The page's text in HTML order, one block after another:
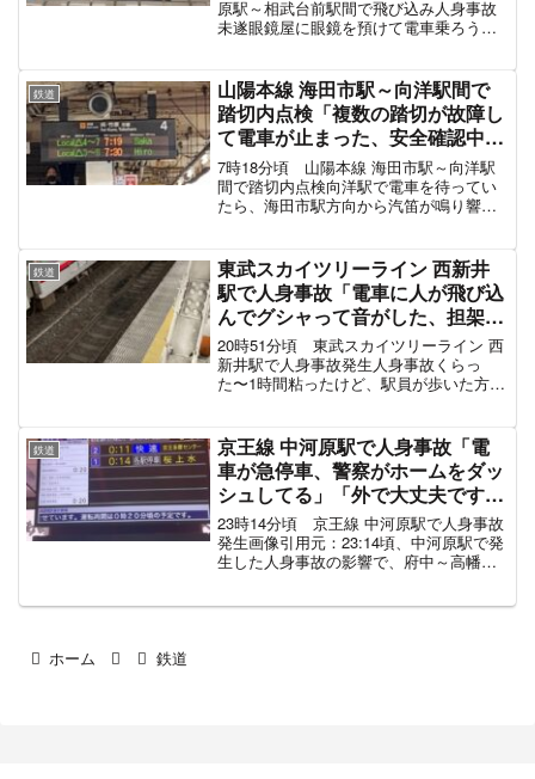
回避、ぶつかろうとした人を保
護」線路内立ち入り運転見合わせ
事故 11月6日
原駅～相武台前駅間で飛び込み人身事故
未遂眼鏡屋に眼鏡を預けて電車乗ろうと
にあったんだろうなぁ。歩いてたら電車
動き出したし…。ま...
鉄道
山陽本線 海田市駅～向洋駅間で
踏切内点検「複数の踏切が故障し
て電車が止まった、安全確認中に
線路内立ち入りも発生して駅員と
鬼ごっこ」電車遅延10月13日
7時18分頃 山陽本線 海田市駅～向洋駅
間で踏切内点検向洋駅で電車を待ってい
たら、海田市駅方向から汽笛が鳴り響
(@evil_eye_narick) Oc...
鉄道
東武スカイツリーライン 西新井
駅で人身事故「電車に人が飛び込
んでグシャって音がした、担架で
運ばれていった」東武伊勢崎線
電車遅延3月27日
20時51分頃 東武スカイツリーライン 西
新井駅で人身事故発生人身事故くらっ
た〜1時間粘ったけど、駅員が歩いた方が
ょー▲ (@ryo___...
鉄道
京王線 中河原駅で人身事故「電
車が急停車、警察がホームをダッ
シュしてる」「外で大丈夫です
か？って声かけながら救助活動」
今年16件目 京王相模原線や京王
高尾線も巻き込まれ電車遅延 #京
23時14分頃 京王線 中河原駅で人身事故
発生画像引用元：23:14頃、中河原駅で発
生した人身事故の影響で、府中～高幡不
ホーム
鉄道